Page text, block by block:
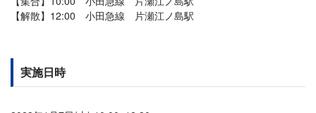
【解散】12:00 小田急線 片瀬江ノ島駅
実施日時